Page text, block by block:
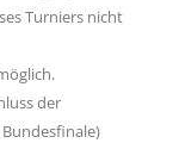
Turniers nicht
der